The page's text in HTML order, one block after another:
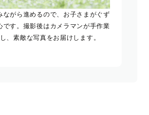
ながら進めるので、お子さまがぐず
です。撮影後はカメラマンが手作業
、素敵な写真をお届けします。